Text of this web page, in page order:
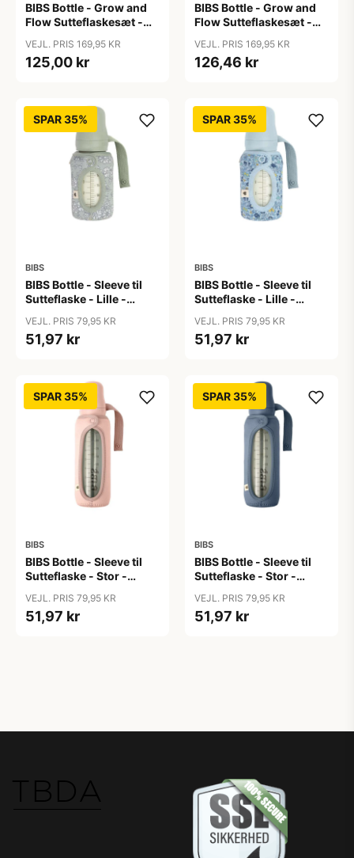
BIBS Bottle - Grow and
Flow Sutteflaskesæt -
Naturgummi/Rund -
150ml/270ml - 2-Pak -
VEJL. PRIS 169,95 KR
125,00 kr
BIBS Bottle - Grow and
Flow Sutteflaskesæt -
150ml/270ml - 2-Pak -
Ivory
VEJL. PRIS 169,95 KR
126,46 kr
SPAR 35%
BIBS
BIBS Bottle - Sleeve til
Sutteflaske - Lille -
VEJL. PRIS 79,95 KR
51,97 kr
SPAR 35%
BIBS
BIBS Bottle - Sleeve til
Sutteflaske - Lille -
Lawn/Baby Blue
VEJL. PRIS 79,95 KR
51,97 kr
SPAR 35%
BIBS
BIBS Bottle - Sleeve til
Sutteflaske - Stor -
VEJL. PRIS 79,95 KR
51,97 kr
SPAR 35%
BIBS
BIBS Bottle - Sleeve til
Sutteflaske - Stor -
VEJL. PRIS 79,95 KR
51,97 kr